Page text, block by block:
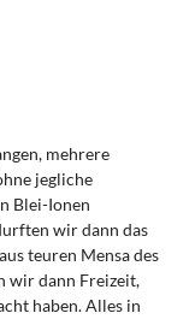
mehrere
jegliche
Blei-Ionen
wir dann das
teuren Mensa des
wir dann Freizeit,
haben. Alles in